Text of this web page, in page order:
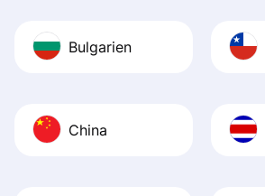
Bulgarien
China